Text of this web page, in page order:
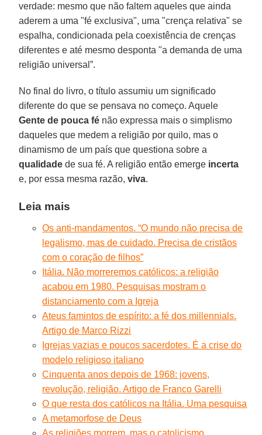
verdade: mesmo que não faltem aqueles que ainda
aderem a uma "fé exclusiva", uma "crença relativa" se
espalha, condicionada pela coexistência de crenças
diferentes e até mesmo desponta "a demanda de uma
religião universal”.
No final do livro, o título assumiu um significado
diferente do que se pensava no começo. Aquele
Gente de pouca fé não expressa mais o simplismo
daqueles que medem a religião por quilo, mas o
dinamismo de um país que questiona sobre a
qualidade de sua fé. A religião então emerge incerta
e, por essa mesma razão,viva.
Leia mais
Os anti-mandamentos. “O mundo não precisa de
legalismo, mas de cuidado. Precisa de cristãos
com o coração de filhos”
Itália. Não morreremos católicos: a religião
acabou em 1980. Pesquisas mostram o
distanciamento com a Igreja
Ateus famintos de espírito: a fé dos millennials.
Artigo de Marco Rizzi
Igrejas vazias e poucos sacerdotes. É a crise do
modelo religioso italiano
Cinquenta anos depois de 1968: jovens,
revolução, religião. Artigo de Franco Garelli
O que resta dos católicos na Itália. Uma pesquisa
A metamorfose de Deus
As religiões morrem, mas o catolicismo